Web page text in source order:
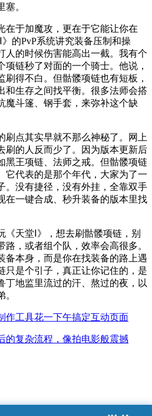
。
在于加魔攻，更在于它能让你在
的PvP系统讲究装备压制和操
人的时候伤害能高出一截。我有个
项链秒了对面的一个骑士。他说，
得不白。但骷髅项链也有短板，
和生存之间找平衡。很多法师会搭
魔斗篷、钢手套，来弥补这个缺
刷点其实早就不那么神秘了。网上
刷的人反而少了。因为版本更新后
黑王项链、法师之戒。但骷髅项链
它代表的是那个年代，大家为了一
。没有捷径，没有外挂，全靠双手
在一键合成、秒升装备的版本里找
天堂Ⅰ》，想去刷骷髅项链，别
，或者组个队，效率会高很多。
备本身，而是你在找装备的路上遇
只是个引子，真正让你记住的，是
丁地监里流过的汗、熬过的夜，以
作工具花一下午搞定互动页面
的复杂流程，像拍电影般震撼